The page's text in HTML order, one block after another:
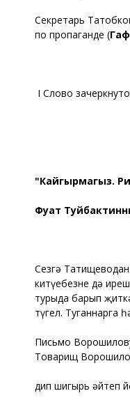
Секретарь
по пропаганде (
I Слово
"Кайгырмагыз.
Фуат
Сезгә
китүебезне дә
турыда барып
түгел. Туганнарга
Письмо
Товарищ
дип шигырь әйтеп